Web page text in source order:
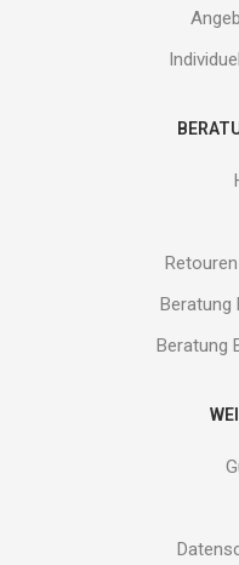
Beratung
Beratung